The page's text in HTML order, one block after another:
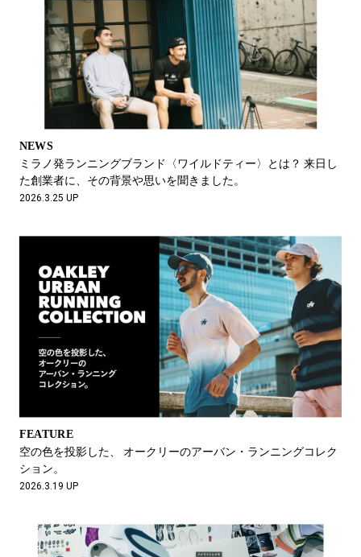
NEWS
ミラノ発ランニングブランド〈ワイルドティー〉とは？ 来日し
た創業者に、その背景や思いを聞きました。
2026.3.25 UP
FEATURE
空の色を投影した、 オークリーのアーバン・ランニングコレク
ション。
2026.3.19 UP